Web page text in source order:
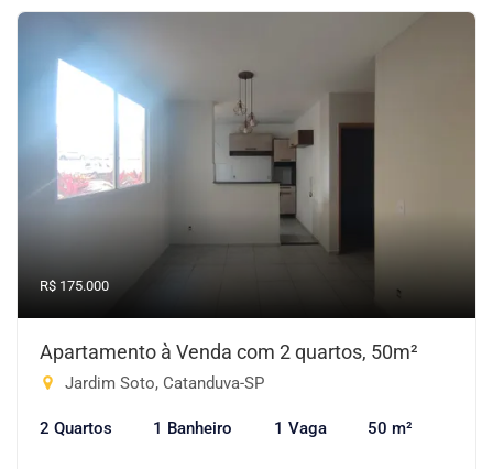
R$ 175.000
Apartamento à Venda com 2 quartos, 50m²
Jardim Soto, Catanduva-SP
2 Quartos 1 Banheiro 1 Vaga 50 m²